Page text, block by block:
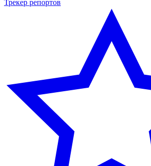
Трекер репортов